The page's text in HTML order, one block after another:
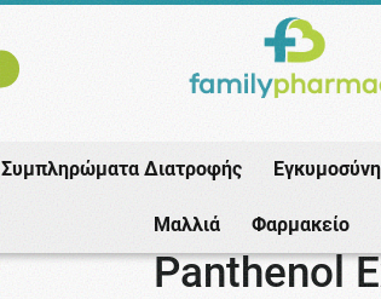
Συμπληρώματα Διατροφής Εγκυμοσύνη
Μαλλιά Φαρμακείο
Αρχική Εταιρίες /
Panthenol